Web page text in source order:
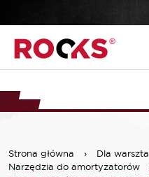
Strona główna › Dla
Narzędzia do amortyzatorów